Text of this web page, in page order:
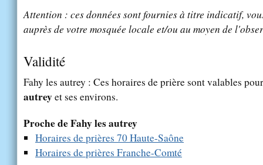
Attention : ces données sont fournies à titre indicatif,
auprès de votre mosquée locale et/ou au moyen de
Validité
Fahy les autrey : Ces horaires de prière sont valables
autreyet ses environs.
Proche de Fahy les autrey
Horaires de prières 70 Haute-Saône
Horaires de prières Franche-Comté